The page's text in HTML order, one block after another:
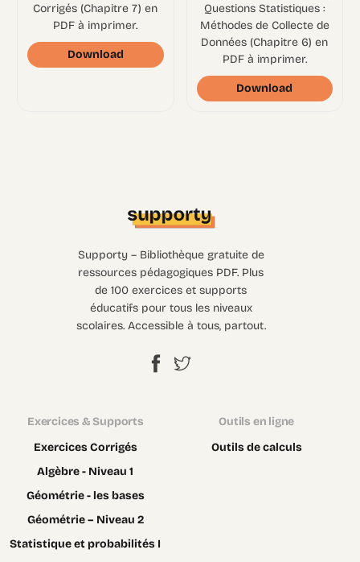
Corrigés (Chapitre 7) en
PDF à imprimer.
Download
Questions Statistiques :
Méthodes de Collecte de
Données (Chapitre 6) en
PDF à imprimer.
Download
Supporty – Bibliothèque gratuite de
ressources pédagogiques PDF. Plus
de 100 exercices et supports
éducatifs pour tous les niveaux
scolaires. Accessible à tous, partout.
Exercices & Supports
Exercices Corrigés
Algèbre - Niveau 1
Géométrie - les bases
Géométrie – Niveau 2
Statistique et probabilités I
Outils en ligne
Outils de calculs